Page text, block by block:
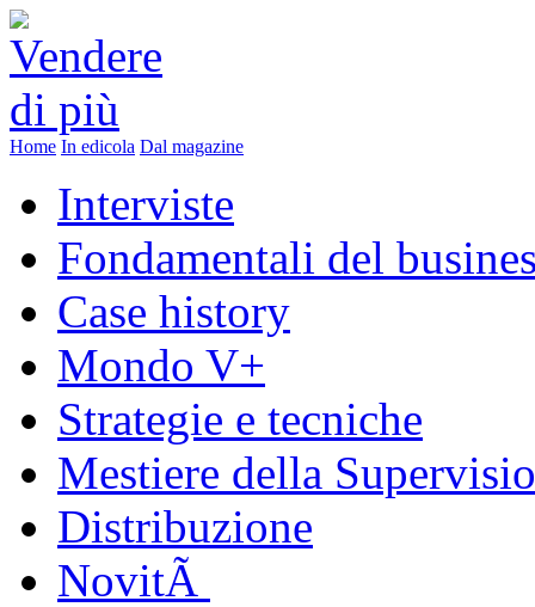
Home In edicola Dal magazine
Interviste
Fondamentali del
Case history
Mondo V+
Strategie e tecniche
Mestiere della
Distribuzione
NovitÃ